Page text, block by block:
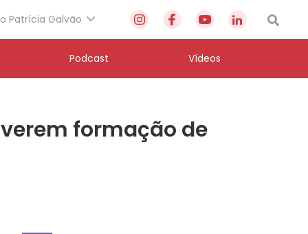
Patrícia Galvão
Podcast Vídeos
formação de